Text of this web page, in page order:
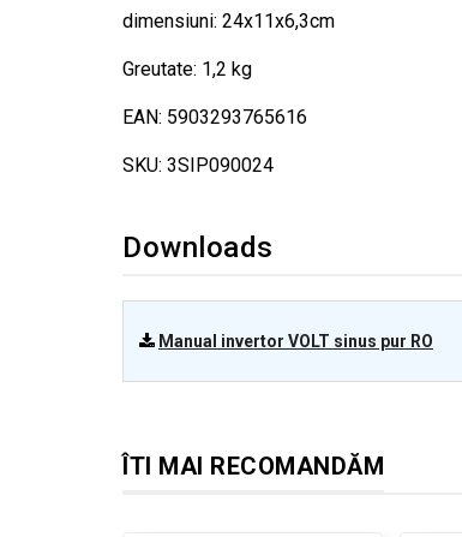
dimensiuni: 24x11x6,3cm
Greutate: 1,2 kg
EAN: 5903293765616
SKU: 3SIP090024
Downloads
Manual invertor VOLT sinus pur RO
ÎTI MAI RECOMANDĂM